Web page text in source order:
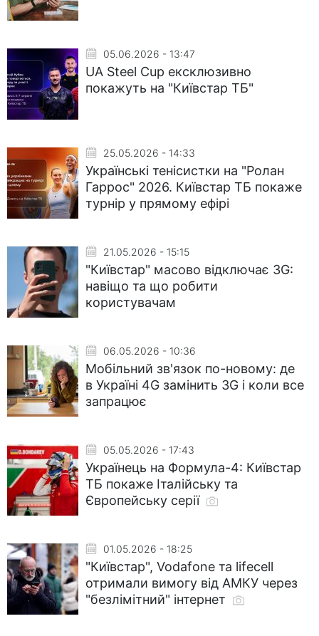
05.06.2026 - 13:47
UA Steel Cup ексклюзивно
покажуть на "Київстар ТБ"
25.05.2026 - 14:33
Українські тенісистки на "Ролан
Гаррос" 2026. Київстар ТБ покаже
турнір у прямому ефірі
21.05.2026 - 15:15
"Київстар" масово відключає 3G:
навіщо та що робити
користувачам
06.05.2026 - 10:36
Мобільний зв'язок по-новому: де
в Україні 4G замінить 3G і коли все
запрацює
05.05.2026 - 17:43
Українець на Формула-4: Київстар
ТБ покаже Італійську та
Європейську серії
01.05.2026 - 18:25
"Київстар", Vodafone та lifecell
отримали вимогу від АМКУ через
"безлімітний" інтернет